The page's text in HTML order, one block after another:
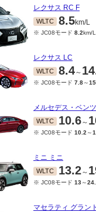
レクサス RC F
WLTC 8.5km/L
※ JC08モード 8.2km/L
レクサス LC
WLTC 8.4～
※ JC08モード 7.8～
WLTC 10.6～
※ JC08モード 10.2 ～
ミニ ミニ
WLTC 13.2～
※ JC08モード 13～